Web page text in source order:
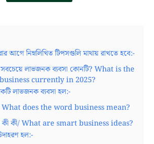
নিম্নলিখিত টিপসগুলি মাথায় রাখতে হবে:-
সবচেয়ে লাভজনক ব্যবসা কোনটি? What is the
currently in 2025?
লাভজনক ব্যবসা হল:-
What does the word business mean?
কী কী/ What are smart business ideas?
হল:-